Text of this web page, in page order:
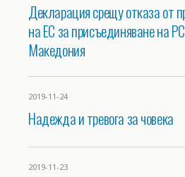
Декларация срещу отказа от
на ЕС за присъединяване на РС
Македония
2019-11-24
Надежда и тревога за човека
2019-11-23